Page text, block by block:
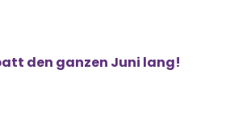
den ganzen Juni lang!